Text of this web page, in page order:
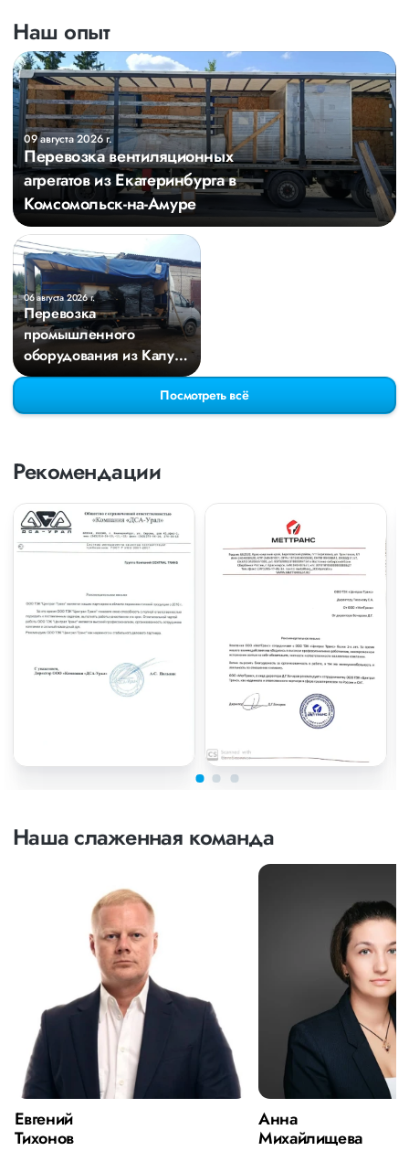
Наш опыт
09 августа 2026 г.
Перевозка вентиляционных
агрегатов из Екатеринбурга в
Комсомольск-на-Амуре
06 августа 2026 г.
Перевозка
промышленного
оборудования из Калуги
в Казань
Посмотреть всё
Рекомендации
Наша слаженная команда
Евгений
Тихонов
Анна
Михайлищева